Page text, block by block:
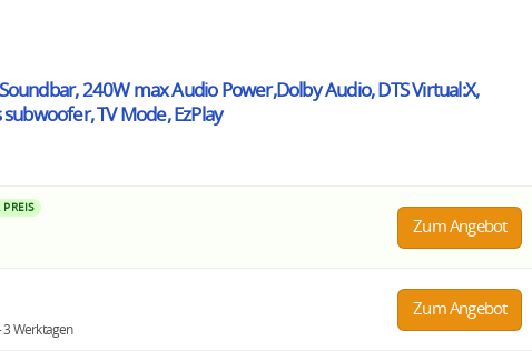
240W max Audio Power,Dolby Audio, DTS Virtual:X,
TV Mode, EzPlay
PREIS
Zum Angebot
3 Werktagen
Zum Angebot